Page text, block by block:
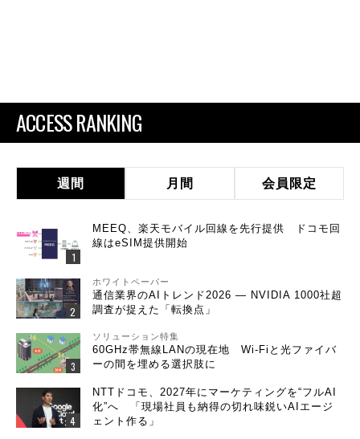
ACCESS RANKING
週間 月間 会員限定
MEEQ、楽天モバイル回線を先行提供 ドコモ回
線はeSIM提供開始
ホワイトペーパー
通信業界のAIトレンド2026 ― NVIDIA 1000社超
調査が捉えた「転換点」
ソリューション特集
60GHz帯無線LANの現在地 Wi-Fiと光ファイバ
ーの間を埋める選択肢に
NTTドコモ、2027年にマーケティングを“フルAI
化”へ 「現場社員も納得の切れ味鋭いAIエージ
ェント作る」